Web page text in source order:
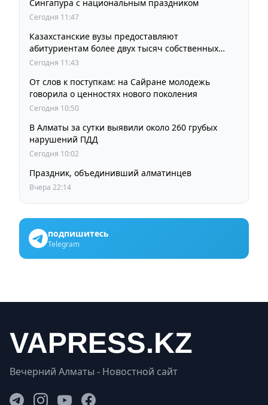
Сингапура с национальным праздником
Сегодня 11:47
Казахстанские вузы предоставляют
абитуриентам более двух тысяч собственных
образовательных грантов
Сегодня 11:43
От слов к поступкам: на Сайране молодежь
говорила о ценностях нового поколения
Сегодня 10:50
В Алматы за сутки выявили около 260 грубых
нарушений ПДД
Сегодня 10:02
Праздник, объединивший алматинцев
Вчера 22:14
подпишитесь
Telegram
Вечерний Алматы - Новостной сайт